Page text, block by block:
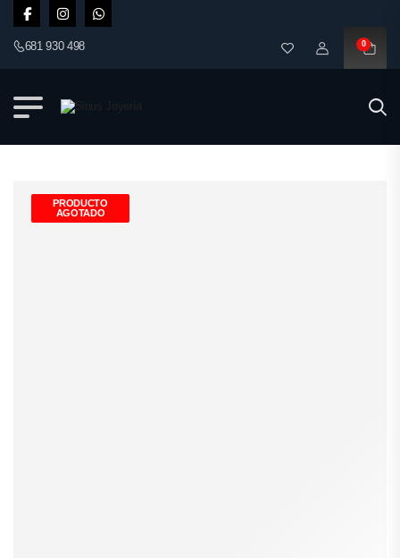
681 930 498 0
PRODUCTO
AGOTADO